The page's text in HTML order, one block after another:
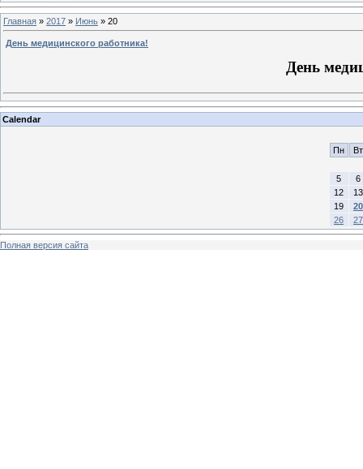
Главная » 2017 » Июнь » 20
День медицинского работника!
День
Calendar
Пн Вт
5
6
12
13
19
20
26
27
Полная версия сайта